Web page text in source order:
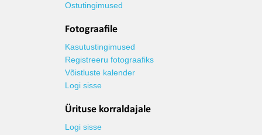
Ostutingimused
Fotograafile
Kasutustingimused
Registreeru fotograafiks
Võistluste kalender
Logi sisse
Ürituse korraldajale
Logi sisse